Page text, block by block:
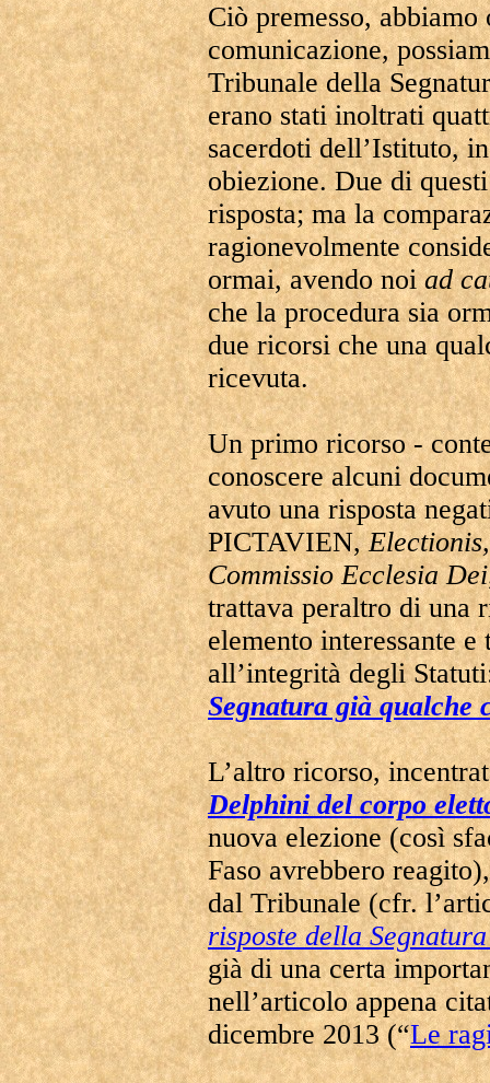
Ciò premesso,
comunicazione,
Tribunale della
erano stati inoltrati
sacerdoti dell’Istituto,
obiezione. Due di
risposta; ma la
ragionevolmente
ormai, avendo noiad
che la procedura sia
due ricorsi che una
ricevuta.
Un primo ricorso -
conoscere alcuni
avuto una risposta
PICTAVIEN,
Commissio Ecclesia Dei
trattava peraltro di una
elemento interessante
all’integrità degli
Segnatura già qualche
L’altro ricorso,
Delphini del corpo
nuova elezione (così
Faso avrebbero
dal Tribunale (cfr.
risposte della
già di una certa
nell’articolo appena
dicembre 2013 (“Le